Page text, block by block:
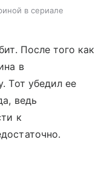
в сериале
После того как
в
Тот убедил ее
ведь
к